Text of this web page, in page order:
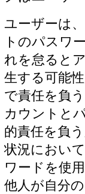
ユーザーは
トのパスワ
れを怠ると
生する可能
で責任を負
カウントと
的責任を負
状況におい
ワードを使
他人が自分